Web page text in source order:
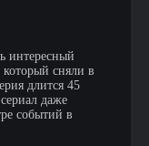
интересный
сняли в
длится 45
даже
событий в